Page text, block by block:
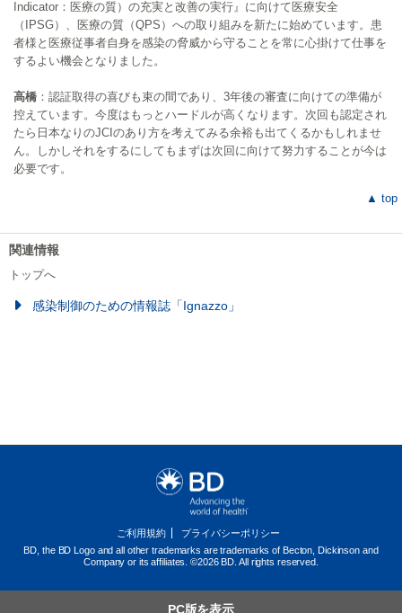
Indicator：医療の質）の充実と改善の実行』に向けて医療安全
（IPSG）、医療の質（QPS）への取り組みを新たに始めています。患
者様と医療従事者自身を感染の脅威から守ることを常に心掛けて仕事を
するよい機会となりました。
高橋 ：認証取得の喜びも束の間であり、3年後の審査に向けての準備が
控えています。今度はもっとハードルが高くなります。次回も認定され
たら日本なりのJCIのあり方を考えてみる余裕も出てくるかもしれませ
ん。しかしそれをするにしてもまずは次回に向けて努力することが今は
必要です。
▲ top
関連情報
トップへ
感染制御のための情報誌「Ignazzo」
ご利用規約
プライバシーポリシー
BD, the BD Logo and all other trademarks are trademarks of Becton, Dickinson and
Company or its affiliates. ©2026 BD. All rights reserved.
PC版を表示